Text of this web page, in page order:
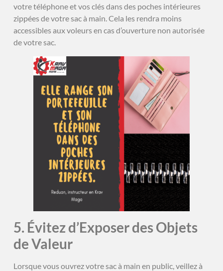
votre téléphone et vos clés dans des poches intérieures
zippées de votre sac à main. Cela les rendra moins
accessibles aux voleurs en cas d’ouverture non autorisée
de votre sac.
5. Évitez d’Exposer des Objets
de Valeur
Lorsque vous ouvrez votre sac à main en public, veillez à